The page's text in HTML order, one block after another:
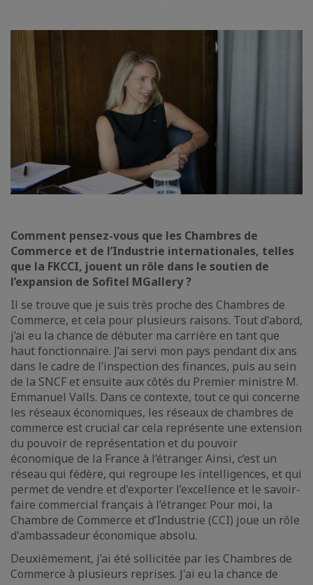
Comment pensez-vous que les Chambres de
Commerce et de l’Industrie internationales, telles
que la FKCCI, jouent un rôle dans le soutien de
l’expansion de Sofitel MGallery ?
Il se trouve que je suis très proche des Chambres de
Commerce, et cela pour plusieurs raisons. Tout d'abord,
j’ai eu la chance de débuter ma carrière en tant que
haut fonctionnaire. J’ai servi mon pays pendant dix ans
dans le cadre de l’inspection des finances, puis au sein
de la SNCF et ensuite aux côtés du Premier ministre M.
Emmanuel Valls. Dans ce contexte, tout ce qui concerne
les réseaux économiques, les réseaux de chambres de
commerce est crucial car cela représente une extension
du pouvoir de représentation et du pouvoir
économique de la France à l’étranger. Ainsi, c’est un
réseau qui fédère, qui regroupe les intelligences, et qui
permet de vendre et d'exporter l’excellence et le savoir-
faire commercial français à l’étranger. Pour moi, la
Chambre de Commerce et d’Industrie (CCI) joue un rôle
d'ambassadeur économique absolu.
Deuxièmement, j’ai été sollicitée par les Chambres de
Commerce à plusieurs reprises. J'ai eu la chance de